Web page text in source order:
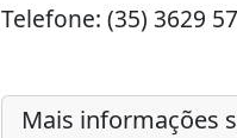
Telefone: (35) 3629
Mais informações